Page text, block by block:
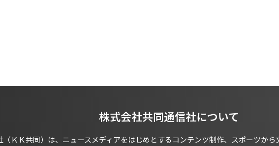
株式会社共同通信社について
（ＫＫ共同）は、ニュースメディアをはじめとするコンテンツ制作、スポーツか